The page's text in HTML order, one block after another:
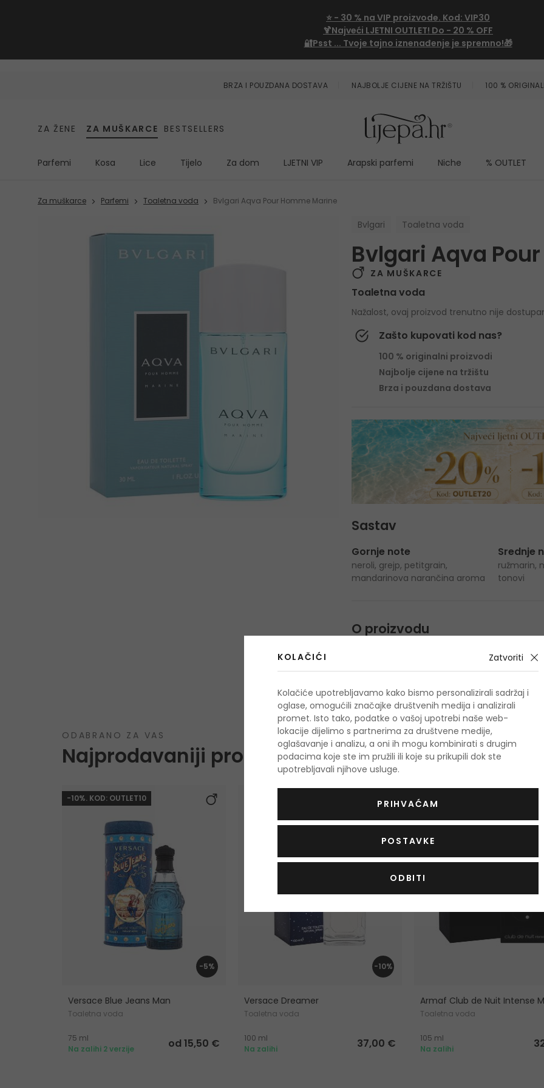
⭐ - 30 % na VIP proizvode. Kod: VIP30
🍹Najveći LJETNI OUTLET! Do - 20 % OFF
🔐Psst ... Tvoje tajno iznenađenje je spremno!🎁
BRZA I POUZDANA DOSTAVA NAJBOLJE CIJENE NA TRŽIŠTU 100 %
ZA ŽENE ZA MUŠKARCE BESTSELLERS
Parfemi Kosa Lice Tijelo Za dom LJETNI VIP Arapski parfemi Niche % OUTLET
Za muškarce Parfemi Toaletna voda Bvlgari Aqva Pour Homme Marine
Bvlgari Toaletna voda
Bvlgari Aqva
ZA MUŠKARCE
Toaletna voda
Nažalost, ovaj proizvod trenutno nije
Zašto kupovati kod nas?
100 % originalni proizvodi
Najbolje cijene na tržištu
Brza i pouzdana dostava
Sastav
Gornje note
neroli, grejp, petitgrain,
mandarinova narančina aroma
Srednje
ružmarin,
tonovi
O proizvodu
ODABRANO ZA VAS
Najprodavaniji proizvodi
-10%. KOD: OUTLET10
-5%
Versace Blue Jeans Man
Toaletna voda
75 ml
Na zalihi 2 verzije
od 15,50 €
-10%
Versace Dreamer
Toaletna voda
100 ml
Na zalihi
37,00 €
-10%. KOD: OUTLET10
Armaf Club de Nuit Intense
Toaletna voda
105 ml
Na zalihi
KOLAČIĆI Zatvoriti
Kolačiće upotrebljavamo kako bismo personalizirali sadržaj i
oglase, omogućili značajke društvenih medija i analizirali
promet. Isto tako, podatke o vašoj upotrebi naše web-
lokacije dijelimo s partnerima za društvene medije,
oglašavanje i analizu, a oni ih mogu kombinirati s drugim
podacima koje ste im pružili ili koje su prikupili dok ste
upotrebljavali njihove usluge.
PRIHVAĆAM
POSTAVKE
ODBITI